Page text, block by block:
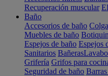
Recuperación muscular
Baño
Accesorios de baño
Muebles de baño
Espejos de baño Espejos
Sanitarios Bañeras
Grifería Grifos para
Seguridad de baño